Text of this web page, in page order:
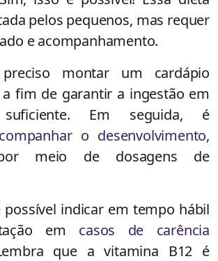
pelos pequenos, mas requer
e acompanhamento.
montar um cardápio
fim de garantir a ingestão em
suficiente. Em seguida, é
o desenvolvimento,
meio de dosagens de
indicar em tempo hábil
em casos de carência
que a vitamina B12 é